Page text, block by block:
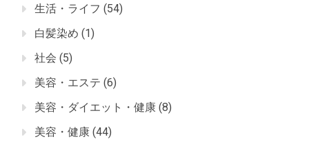
生活・ライフ (54)
白髪染め (1)
社会 (5)
美容・エステ (6)
美容・ダイエット・健康 (8)
美容・健康 (44)